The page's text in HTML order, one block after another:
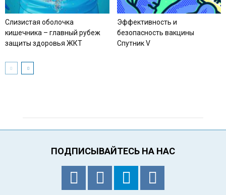
Слизистая оболочка
кишечника – главный рубеж
защиты здоровья ЖКТ
Эффективность и
безопасность вакцины
Спутник V
ПОДПИСЫВАЙТЕСЬ НА НАС